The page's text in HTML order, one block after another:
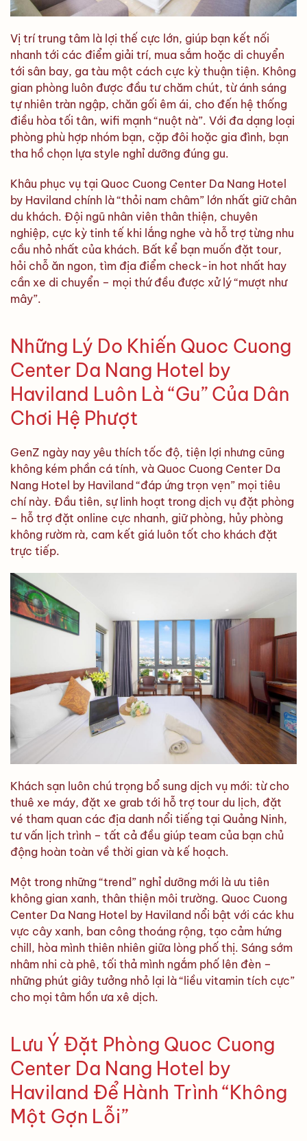
Vị trí trung tâm là lợi thế cực lớn, giúp bạn kết nối
nhanh tới các điểm giải trí, mua sắm hoặc di chuyển
tới sân bay, ga tàu một cách cực kỳ thuận tiện. Không
gian phòng luôn được đầu tư chăm chút, từ ánh sáng
tự nhiên tràn ngập, chăn gối êm ái, cho đến hệ thống
điều hòa tối tân, wifi mạnh “nuột nà”. Với đa dạng loại
phòng phù hợp nhóm bạn, cặp đôi hoặc gia đình, bạn
tha hồ chọn lựa style nghỉ dưỡng đúng gu.
Khâu phục vụ tại Quoc Cuong Center Da Nang Hotel
by Haviland chính là “thỏi nam châm” lớn nhất giữ chân
du khách. Đội ngũ nhân viên thân thiện, chuyên
nghiệp, cực kỳ tinh tế khi lắng nghe và hỗ trợ từng nhu
cầu nhỏ nhất của khách. Bất kể bạn muốn đặt tour,
hỏi chỗ ăn ngon, tìm địa điểm check-in hot nhất hay
cần xe di chuyển – mọi thứ đều được xử lý “mượt như
mây”.
Những Lý Do Khiến Quoc Cuong
Center Da Nang Hotel by
Haviland Luôn Là “Gu” Của Dân
Chơi Hệ Phượt
GenZ ngày nay yêu thích tốc độ, tiện lợi nhưng cũng
không kém phần cá tính, và Quoc Cuong Center Da
Nang Hotel by Haviland “đáp ứng trọn vẹn” mọi tiêu
chí này. Đầu tiên, sự linh hoạt trong dịch vụ đặt phòng
– hỗ trợ đặt online cực nhanh, giữ phòng, hủy phòng
không rườm rà, cam kết giá luôn tốt cho khách đặt
trực tiếp.
Khách sạn luôn chú trọng bổ sung dịch vụ mới: từ cho
thuê xe máy, đặt xe grab tới hỗ trợ tour du lịch, đặt
vé tham quan các địa danh nổi tiếng tại Quảng Ninh,
tư vấn lịch trình – tất cả đều giúp team của bạn chủ
động hoàn toàn về thời gian và kế hoạch.
Một trong những “trend” nghỉ dưỡng mới là ưu tiên
không gian xanh, thân thiện môi trường. Quoc Cuong
Center Da Nang Hotel by Haviland nổi bật với các khu
vực cây xanh, ban công thoáng rộng, tạo cảm hứng
chill, hòa mình thiên nhiên giữa lòng phố thị. Sáng sớm
nhâm nhi cà phê, tối thả mình ngắm phố lên đèn –
những phút giây tưởng nhỏ lại là “liều vitamin tích cực”
cho mọi tâm hồn ưa xê dịch.
Lưu Ý Đặt Phòng Quoc Cuong
Center Da Nang Hotel by
Haviland Để Hành Trình “Không
Một Gợn Lỗi”